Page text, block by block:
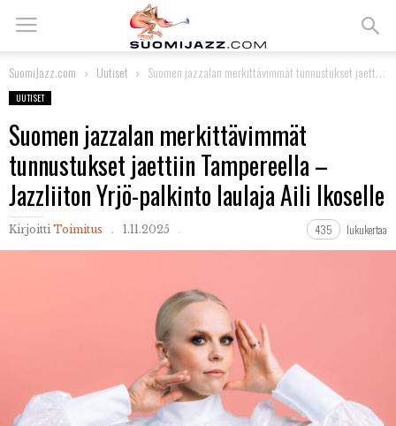
SuomiJazz.com Uutiset Suomen jazzalan merkittävimmät tunnustukset jaettiin Tampereella – Jazzliiton Yrjö-palkinto laulaja Aili Ikoselle
UUTISET
Suomen jazzalan merkittävimmät
tunnustukset jaettiin Tampereella –
Jazzliiton Yrjö-palkinto laulaja Aili Ikoselle
Kirjoitti Toimitus 1.11.2025 435 lukukertaa